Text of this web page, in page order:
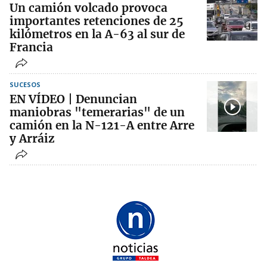
Un camión volcado provoca
importantes retenciones de 25
kilómetros en la A-63 al sur de
Francia
SUCESOS
EN VÍDEO | Denuncian
maniobras "temerarias" de un
camión en la N-121-A entre Arre
y Arráiz